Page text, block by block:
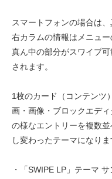
スマートフォンの場合は
右カラムの情報はメニュー
真ん中の部分がスワイプ
されます。
1枚のカード（コンテンツ
画・画像・ブロックエデ
の様なエントリーを複数
し変わったテーマになりま
・「SWIPE LP」テーマ